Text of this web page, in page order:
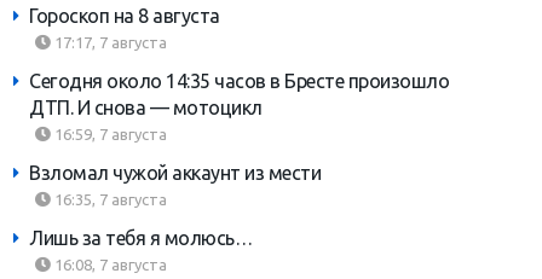
Гороскоп на 8 августа
17:17, 7 августа
Сегодня около 14:35 часов в Бресте произошло
ДТП. И снова — мотоцикл
16:59, 7 августа
Взломал чужой аккаунт из мести
16:35, 7 августа
Лишь за тебя я молюсь…
16:08, 7 августа